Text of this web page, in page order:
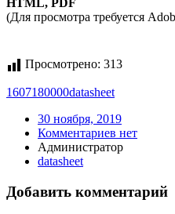
HTML, PDF
(Для просмотра требуется
Просмотрено: 313
1607180000datasheet
30 ноября, 2019
Комментариев нет
Администратор
datasheet
Добавить комментарий